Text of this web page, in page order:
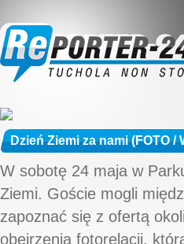
Dzień Ziemi za nami (FOTO /
W sobotę 24 maja w
Ziemi. Goście mogli
zapoznać się z ofertą
obejrzenia fotorelacji,